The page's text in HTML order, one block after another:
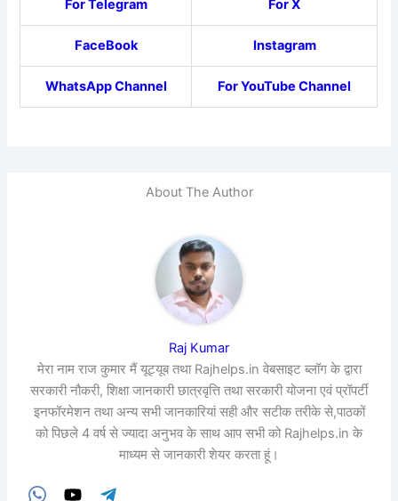
For Telegram For X
FaceBook Instagram
WhatsApp Channel For YouTube Channel
About The Author
Raj Kumar
मेरा नाम राज कुमार मैं यूट्यूब तथा Rajhelps.in वेबसाइट ब्लॉग के द्वारा
सरकारी नौकरी, शिक्षा जानकारी छात्रवृत्ति तथा सरकारी योजना एवं प्रॉपर्टी
इनफॉरमेशन तथा अन्य सभी जानकारियां सही और सटीक तरीके से,पाठकों
को पिछले 4 वर्ष से ज्यादा अनुभव के साथ आप सभी को Rajhelps.in के
माध्यम से जानकारी शेयर करता हूं।